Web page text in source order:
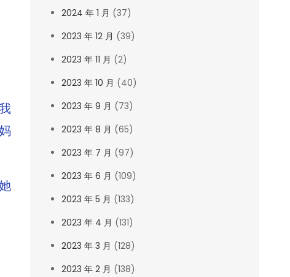
2024 年 1 月 (37)
2023 年 12 月 (39)
2023 年 11 月 (2)
2023 年 10 月 (40)
2023 年 9 月 (73)
2023 年 8 月 (65)
2023 年 7 月 (97)
2023 年 6 月 (109)
2023 年 5 月 (133)
2023 年 4 月 (131)
2023 年 3 月 (128)
2023 年 2 月 (138)